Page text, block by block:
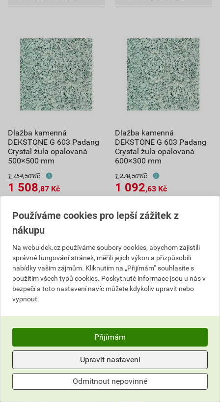
Dlažba kamenná
DEKSTONE G 603 Padang
Crystal žula opalovaná
500×500 mm
1 754,50 Kč
1 508,87 Kč
cena za m² s DPH
Skladem u dodavatele
m²
Do košíku
1 508,87 Kč celkem s DPH
Dlažba kamenná
DEKSTONE G 603 Padang
Crystal žula opalovaná
600×300 mm
1 270,50 Kč
1 092,63 Kč
cena za m² s DPH
Skladem u dodavatele
m²
Do košíku
1 092,63 Kč celkem s DPH
Používáme cookies pro lepší zážitek z
nákupu
Na webu dek.cz používáme soubory cookies, abychom zajistili
správné fungování stránek, měřili jejich výkon a přizpůsobili
nabídky vašim zájmům. Kliknutím na „Přijímám“ souhlasíte s
použitím všech typů cookies. Poskytnuté informace jsou u nás v
bezpečí a toto nastavení navíc můžete kdykoliv upravit nebo
vypnout.
Přijímám
Upravit nastavení
Odmítnout nepovinné